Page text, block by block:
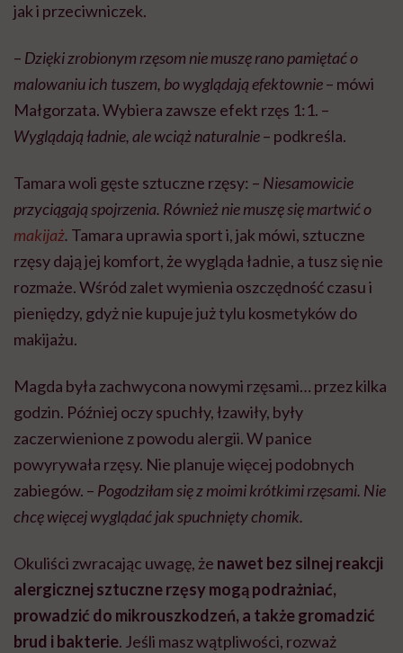
jak i przeciwniczek.
– Dzięki zrobionym rzęsom nie muszę rano pamiętać o
malowaniu ich tuszem, bo wyglądają efektownie– mówi
Małgorzata. Wybiera zawsze efekt rzęs 1:1. –
Wyglądają ładnie, ale wciąż naturalnie– podkreśla.
Tamara woli gęste sztuczne rzęsy: – Niesamowicie
przyciągają spojrzenia. Również nie muszę się martwić o
makijaż. Tamara uprawia sport i, jak mówi, sztuczne
rzęsy dają jej komfort, że wygląda ładnie, a tusz się nie
rozmaże. Wśród zalet wymienia oszczędność czasu i
pieniędzy, gdyż nie kupuje już tylu kosmetyków do
makijażu.
Magda była zachwycona nowymi rzęsami… przez kilka
godzin. Później oczy spuchły, łzawiły, były
zaczerwienione z powodu alergii. W panice
powyrywała rzęsy. Nie planuje więcej podobnych
zabiegów. – Pogodziłam się z moimi krótkimi rzęsami. Nie
chcę więcej wyglądać jak spuchnięty chomik.
Okuliści zwracając uwagę, że nawet bez silnej reakcji
alergicznej sztuczne rzęsy mogą podrażniać,
prowadzić do mikrouszkodzeń, a także gromadzić
brud i bakterie. Jeśli masz wątpliwości, rozważ